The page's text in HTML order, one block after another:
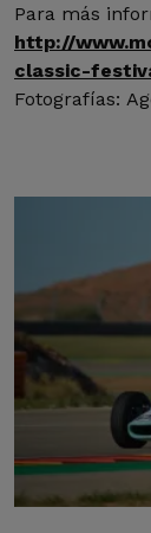
Para más
http://
classic-
Fotografías: